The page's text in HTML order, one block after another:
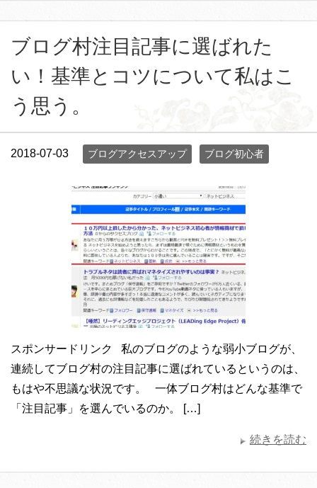
ブログ村注目記事に選ばれた
い！基準とコツについて私はこ
う思う。
2018-07-03 ブログアクセスアップ ブログ初心者
スポンサードリンク 私のブログのような弱小ブログが、
連続してブログ村の注目記事に選ばれているというのは、
もはや不思議な状況です。 一体ブログ村はどんな基準で
「注目記事」を選んでいるのか。 […]
続きを読む